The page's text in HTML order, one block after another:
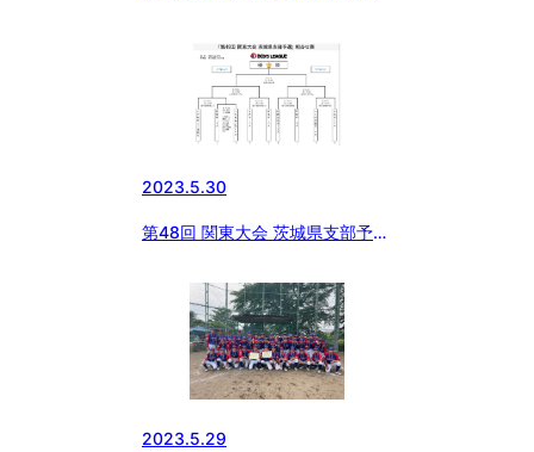
2023.5.30
第48回 関東大会 茨城県支部予選
2023.5.29